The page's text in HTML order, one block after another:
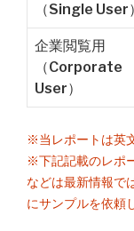
（Single User）
企業閲覧用
（Corporate
User）
※当レポートは英
※下記記載のレポ
などは最新情報で
にサンプルを依頼